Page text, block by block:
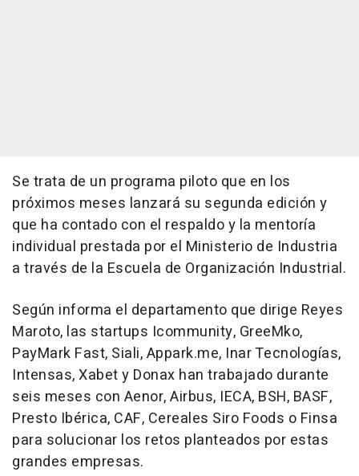
Se trata de un programa piloto que en los
próximos meses lanzará su segunda edición y
que ha contado con el respaldo y la mentoría
individual prestada por el Ministerio de Industria
a través de la Escuela de Organización Industrial.
Según informa el departamento que dirige Reyes
Maroto, las startups Icommunity, GreeMko,
PayMark Fast, Siali, Appark.me, Inar Tecnologías,
Intensas, Xabet y Donax han trabajado durante
seis meses con Aenor, Airbus, IECA, BSH, BASF,
Presto Ibérica, CAF, Cereales Siro Foods o Finsa
para solucionar los retos planteados por estas
grandes empresas.